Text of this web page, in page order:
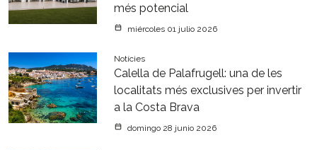
més potencial
miércoles 01 julio 2026
Notícies
Calella de Palafrugell: una de les
localitats més exclusives per invertir
a la Costa Brava
domingo 28 junio 2026